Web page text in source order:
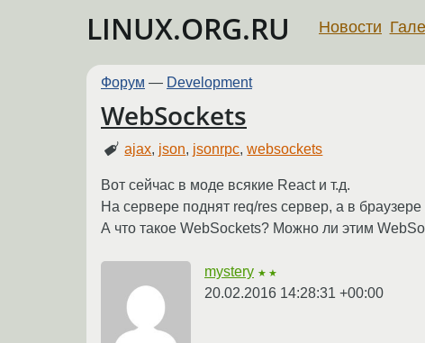
LINUX.ORG.RU Новости
Форум — Development
WebSockets
ajax, json, jsonrpc,websockets
Вот сейчас в моде всякие React и т.д.
На сервере поднят req/res сервер, а в браузере
А что такое WebSockets? Можно ли этим
mystery ★★
20.02.2016 14:28:31 +00:00